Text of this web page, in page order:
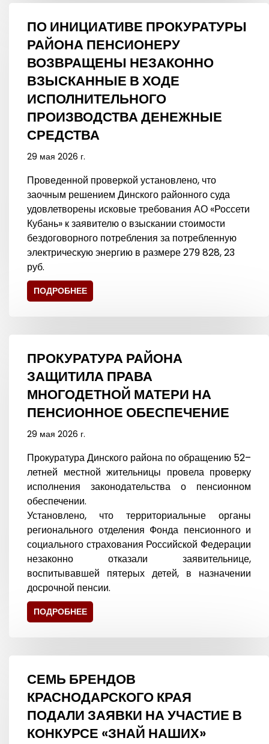
ПО ИНИЦИАТИВЕ ПРОКУРАТУРЫ
РАЙОНА ПЕНСИОНЕРУ
ВОЗВРАЩЕНЫ НЕЗАКОННО
ВЗЫСКАННЫЕ В ХОДЕ
ИСПОЛНИТЕЛЬНОГО
ПРОИЗВОДСТВА ДЕНЕЖНЫЕ
СРЕДСТВА
29 мая 2026 г.
Проведенной проверкой установлено, что
заочным решением Динского районного суда
удовлетворены исковые требования АО «Россети
Кубань» к заявителю о взыскании стоимости
бездоговорного потребления за потребленную
электрическую энергию в размере 279 828, 23
руб.
ПОДРОБНЕЕ
ПРОКУРАТУРА РАЙОНА
ЗАЩИТИЛА ПРАВА
МНОГОДЕТНОЙ МАТЕРИ НА
ПЕНСИОННОЕ ОБЕСПЕЧЕНИЕ
29 мая 2026 г.
Прокуратура Динского района по обращению 52–
летней местной жительницы провела проверку
исполнения законодательства о пенсионном
обеспечении.
Установлено, что территориальные органы
регионального отделения Фонда пенсионного и
социального страхования Российской Федерации
незаконно отказали заявительнице,
воспитывавшей пятерых детей, в назначении
досрочной пенсии.
ПОДРОБНЕЕ
СЕМЬ БРЕНДОВ
КРАСНОДАРСКОГО КРАЯ
ПОДАЛИ ЗАЯВКИ НА УЧАСТИЕ В
КОНКУРСЕ «ЗНАЙ НАШИХ»